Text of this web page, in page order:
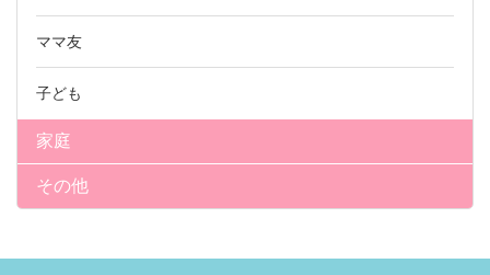
ママ友
子ども
家庭
その他